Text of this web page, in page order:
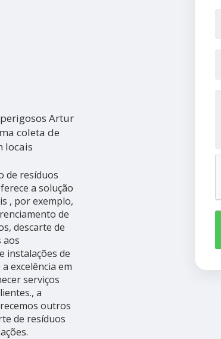
Artur
coleta de
locais
de resíduos
a solução
, por exemplo,
de
descarte de
aos
instalações de
excelência em
serviços
a
outros
de resíduos